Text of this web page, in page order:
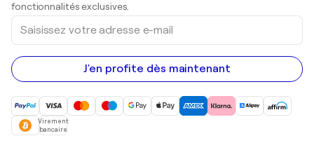
fonctionnalités exclusives.
Saisissez
votre
adresse
e-
mail
J'en profite dès maintenant
Virement
bancaire